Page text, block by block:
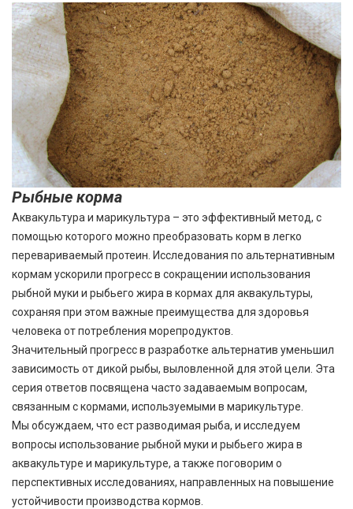
Рыбные корма
Аквакультура и марикультура – это эффективный метод, с
помощью которого можно преобразовать корм в легко
перевариваемый протеин. Исследования по альтернативным
кормам ускорили прогресс в сокращении использования
рыбной муки и рыбьего жира в кормах для аквакультуры,
сохраняя при этом важные преимущества для здоровья
человека от потребления морепродуктов.
Значительный прогресс в разработке альтернатив уменьшил
зависимость от дикой рыбы, выловленной для этой цели. Эта
серия ответов посвящена часто задаваемым вопросам,
связанным с кормами, используемыми в марикультуре.
Мы обсуждаем, что ест разводимая рыба, и исследуем
вопросы использование рыбной муки и рыбьего жира в
аквакультуре и марикультуре, а также поговорим о
перспективных исследованиях, направленных на повышение
устойчивости производства кормов.